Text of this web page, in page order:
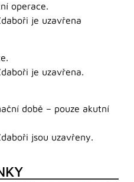
operace.
je uzavřena
je uzavřena.
době – pouze akutní
jsou uzavřeny.